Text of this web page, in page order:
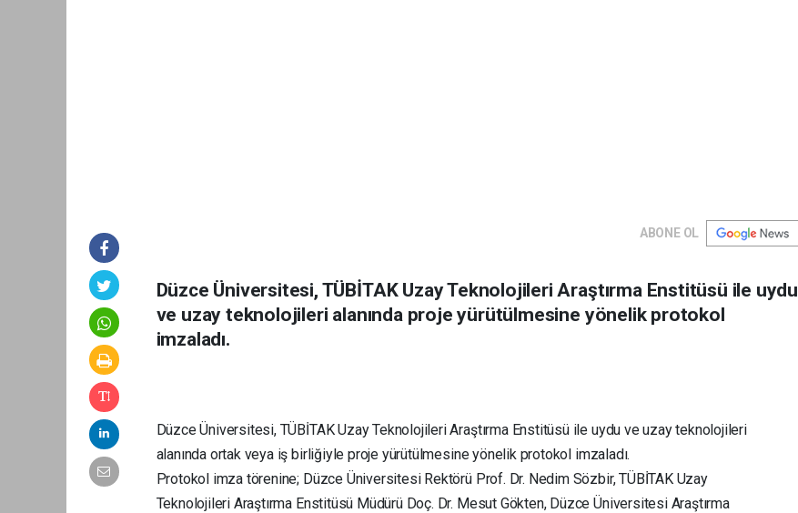
ABONE OL
Düzce Üniversitesi, TÜBİTAK Uzay Teknolojileri Araştırma Enstitüsü ile uydu
ve uzay teknolojileri alanında proje yürütülmesine yönelik protokol
imzaladı.
Düzce Üniversitesi, TÜBİTAK Uzay Teknolojileri Araştırma Enstitüsü ile uydu ve uzay teknolojileri
alanında ortak veya iş birliğiyle proje yürütülmesine yönelik protokol imzaladı.
Protokol imza törenine; Düzce Üniversitesi Rektörü Prof. Dr. Nedim Sözbir, TÜBİTAK Uzay
Teknolojileri Araştırma Enstitüsü Müdürü Doç. Dr. Mesut Gökten, Düzce Üniversitesi Araştırma